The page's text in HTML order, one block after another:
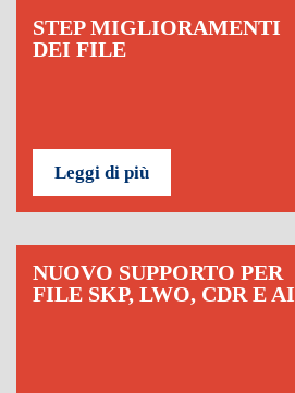
STEP MIGLIORAMENTI
DEI FILE
Leggi di più
NUOVO SUPPORTO PER
FILE SKP, LWO, CDR E AI